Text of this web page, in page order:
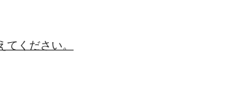
ください。